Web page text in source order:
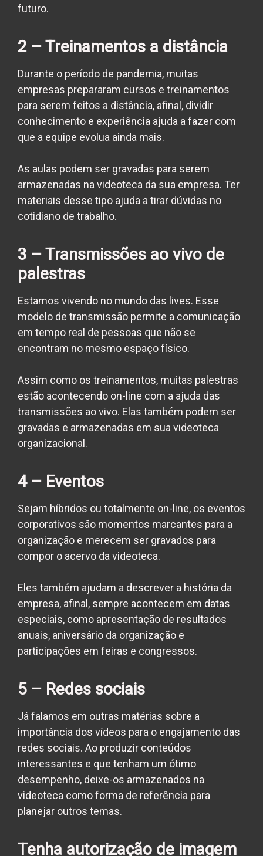
futuro.
2 – Treinamentos a distância
Durante o período de pandemia, muitas
empresas prepararam cursos e treinamentos
para serem feitos a distância, afinal, dividir
conhecimento e experiência ajuda a fazer com
que a equipe evolua ainda mais.
As aulas podem ser gravadas para serem
armazenadas na videoteca da sua empresa. Ter
materiais desse tipo ajuda a tirar dúvidas no
cotidiano de trabalho.
3 – Transmissões ao vivo de
palestras
Estamos vivendo no mundo das lives. Esse
modelo de transmissão permite a comunicação
em tempo real de pessoas que não se
encontram no mesmo espaço físico.
Assim como os treinamentos, muitas palestras
estão acontecendo on-line com a ajuda das
transmissões ao vivo. Elas também podem ser
gravadas e armazenadas em sua videoteca
organizacional.
4 – Eventos
Sejam híbridos ou totalmente on-line, os eventos
corporativos são momentos marcantes para a
organização e merecem ser gravados para
compor o acervo da videoteca.
Eles também ajudam a descrever a história da
empresa, afinal, sempre acontecem em datas
especiais, como apresentação de resultados
anuais, aniversário da organização e
participações em feiras e congressos.
5 – Redes sociais
Já falamos em outras matérias sobre a
importância dos vídeos para o engajamento das
redes sociais. Ao produzir conteúdos
interessantes e que tenham um ótimo
desempenho, deixe-os armazenados na
videoteca como forma de referência para
planejar outros temas.
Tenha autorização de imagem